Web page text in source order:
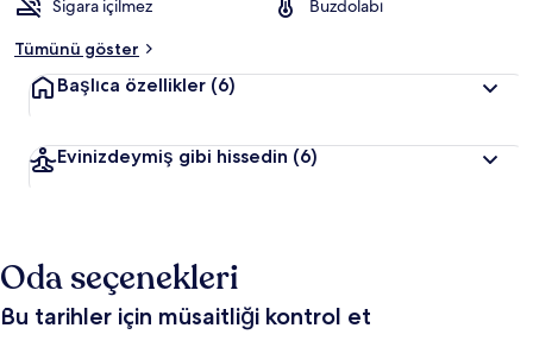
Sigara içilmez
Buzdolabı
Tümünü göster
Başlıca özellikler (6)
Evinizdeymiş gibi hissedin (6)
Oda seçenekleri
Bu tarihler için müsaitliği kontrol et